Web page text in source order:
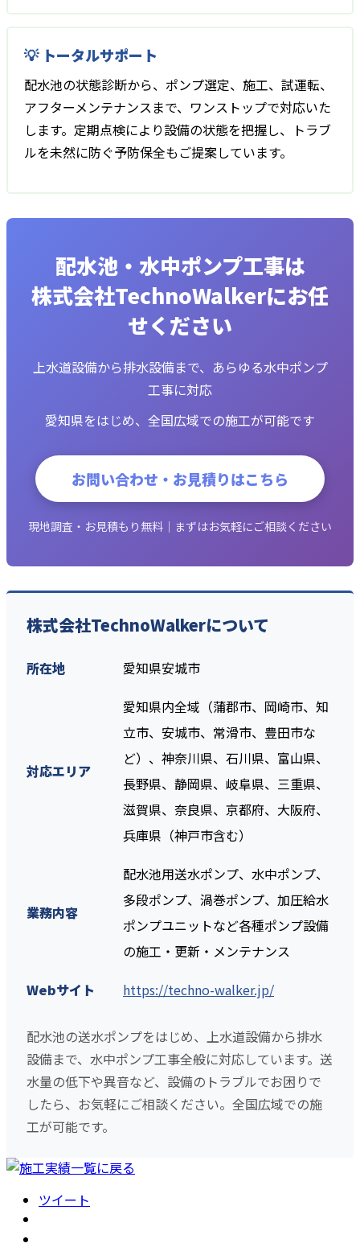
💡 トータルサポート
配水池の状態診断から、ポンプ選定、施工、試運転、
アフターメンテナンスまで、ワンストップで対応いた
します。定期点検により設備の状態を把握し、トラブ
ルを未然に防ぐ予防保全もご提案しています。
配水池・水中ポンプ工事は
株式会社TechnoWalkerにお任
せください
上水道設備から排水設備まで、あらゆる水中ポンプ
工事に対応
愛知県をはじめ、全国広域での施工が可能です
お問い合わせ・お見積りはこちら
現地調査・お見積もり無料｜まずはお気軽にご相談ください
株式会社TechnoWalkerについて
所在地 愛知県安城市
対応エリア
愛知県内全域（蒲郡市、岡崎市、知
立市、安城市、常滑市、豊田市な
ど）、神奈川県、石川県、富山県、
長野県、静岡県、岐阜県、三重県、
滋賀県、奈良県、京都府、大阪府、
兵庫県（神戸市含む）
業務内容
配水池用送水ポンプ、水中ポンプ、
多段ポンプ、渦巻ポンプ、加圧給水
ポンプユニットなど各種ポンプ設備
の施工・更新・メンテナンス
Webサイト
https://techno-walker.jp/
配水池の送水ポンプをはじめ、上水道設備から排水
設備まで、水中ポンプ工事全般に対応しています。送
水量の低下や異音など、設備のトラブルでお困りで
したら、お気軽にご相談ください。全国広域での施
工が可能です。
ツイート